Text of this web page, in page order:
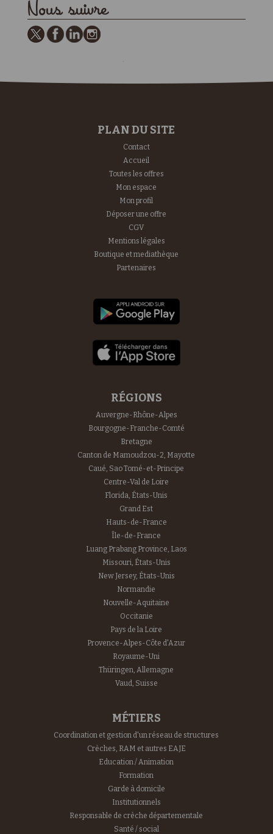
Nous suivre
PLAN DU SITE
Contact
Accueil
Toutes les offres
Mon espace
Mon profil
Déposer une offre
CGV
Mentions légales
Boutique et mediathèque
Partenaires
RÉGIONS
Auvergne-Rhône-Alpes
Bourgogne-Franche-Comté
Bretagne
Canton de Mamoudzou-2, Mayotte
Caué, Sao Tomé-et-Principe
Centre-Val de Loire
Florida, États-Unis
Grand Est
Hauts-de-France
Île-de-France
Luang Prabang Province, Laos
Missouri, États-Unis
New Jersey, États-Unis
Normandie
Nouvelle-Aquitaine
Occitanie
Pays de la Loire
Provence-Alpes-Côte d'Azur
Royaume-Uni
Thüringen, Allemagne
Vaud, Suisse
MÉTIERS
Coordination et gestion d'un réseau de structures
Crèches, RAM et autres EAJE
Education / Animation
Formation
Garde à domicile
Institutionnels
Responsable de crèche départementale
Santé / social